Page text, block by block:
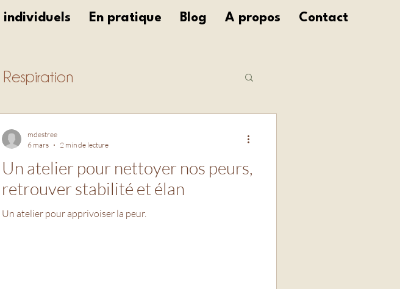
individuels En pratique Blog A propos Contact
Respiration
Un atelier pour nettoyer nos peurs,
retrouver stabilité et élan
Un atelier pour apprivoiser la peur.
mdestree
6 mars
2 min de lecture